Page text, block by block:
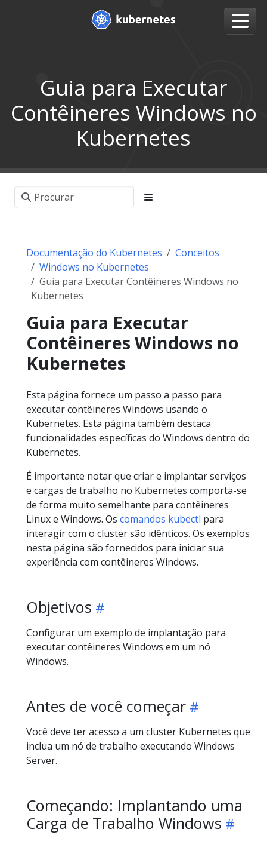
Guia para Executar
Contêineres Windows no
Kubernetes
Documentação do Kubernetes
Conceitos
Windows no Kubernetes
Guia para Executar Contêineres Windows no
Kubernetes
Guia para Executar
Contêineres Windows no
Kubernetes
Esta página fornece um passo a passo para
executar contêineres Windows usando o
Kubernetes. Esta página também destaca
funcionalidades específicas do Windows dentro do
Kubernetes.
É importante notar que criar e implantar serviços
e cargas de trabalho no Kubernetes comporta-se
de forma muito semelhante para contêineres
Linux e Windows. Os comandos kubectl para
interagir com o cluster são idênticos. Os exemplos
nesta página são fornecidos para iniciar sua
experiência com contêineres Windows.
Objetivos
Configurar um exemplo de implantação para
executar contêineres Windows em um nó
Windows.
Antes de você começar
Você deve ter acesso a um cluster Kubernetes que
inclua um nó de trabalho executando Windows
Server.
Começando: Implantando uma
Carga de Trabalho Windows